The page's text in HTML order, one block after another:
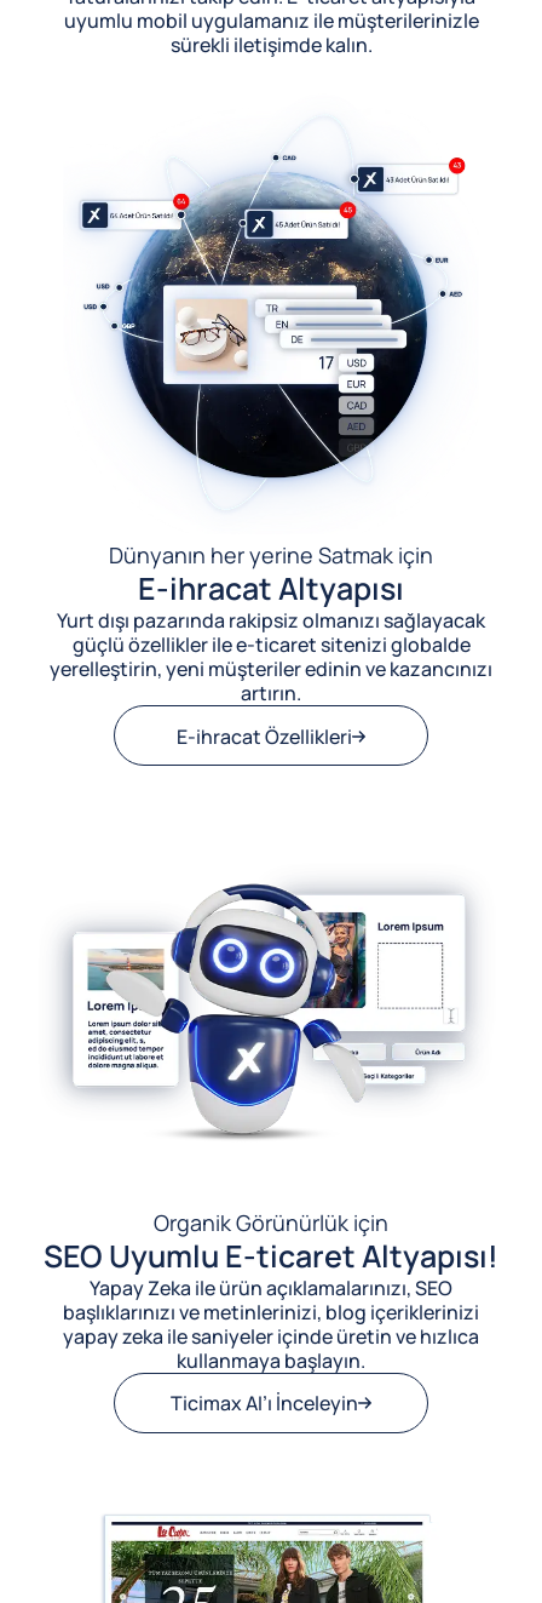
uyumlu mobil uygulamanız ile müşterilerinizle
sürekli iletişimde kalın.
Dünyanın her yerine Satmak için
E-ihracat Altyapısı
Yurt dışı pazarında rakipsiz olmanızı sağlayacak
güçlü özellikler ile e-ticaret sitenizi globalde
yerelleştirin, yeni müşteriler edinin ve kazancınızı
artırın.
E-ihracat Özellikleri
Organik Görünürlük için
SEO Uyumlu E-ticaret Altyapısı!
Yapay Zeka ile ürün açıklamalarınızı, SEO
başlıklarınızı ve metinlerinizi, blog içeriklerinizi
yapay zeka ile saniyeler içinde üretin ve hızlıca
kullanmaya başlayın.
Ticimax AI’ı İnceleyin